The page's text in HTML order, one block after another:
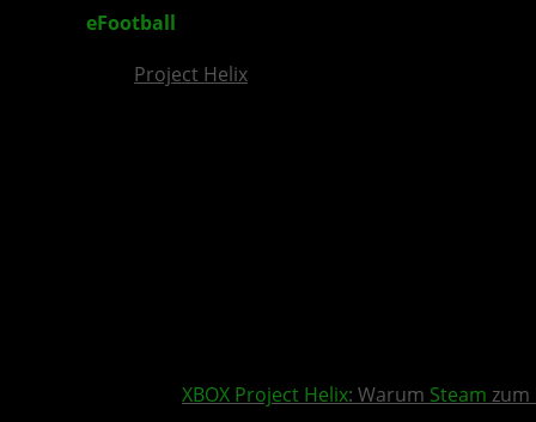
eFootball
Project Helix
XBOX Project Helix: Warum Steam zum